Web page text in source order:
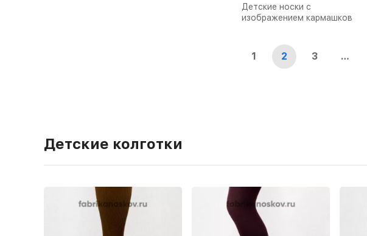
Детские носки с
изображением кармашков
1 2 3 …
Детские колготки